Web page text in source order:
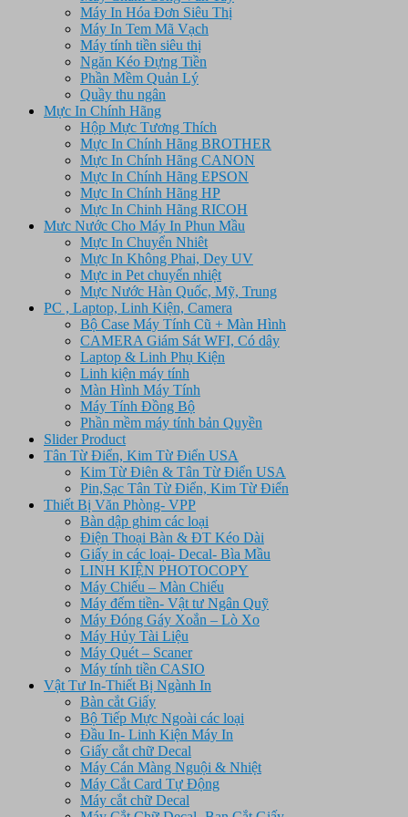
Máy In Hóa Đơn Siêu Thị
Máy In Tem Mã Vạch
Máy tính tiền siêu thị
Ngăn Kéo Đựng Tiền
Phần Mềm Quản Lý
Quầy thu ngân
Mực In Chính Hãng
Hộp Mực Tương Thích
Mực In Chính Hãng BROTHER
Mực In Chính Hãng CANON
Mực In Chính Hãng EPSON
Mực In Chính Hãng HP
Mực In Chinh Hãng RICOH
Mưc Nước Cho Máy In Phun Mầu
Mực In Chuyển Nhiêt
Mực In Không Phai, Dey UV
Mực in Pet chuyển nhiệt
Mực Nước Hàn Quốc, Mỹ, Trung
PC , Laptop, Linh Kiện, Camera
Bộ Case Máy Tính Cũ + Màn Hình
CAMERA Giám Sát WFI, Có dây
Laptop & Linh Phụ Kiện
Linh kiện máy tính
Màn Hình Máy Tính
Máy Tính Đồng Bộ
Phần mềm máy tính bản Quyền
Slider Product
Tân Từ Điển, Kim Từ Điển USA
Kim Từ Điên & Tân Từ Điển USA
Pin,Sạc Tân Từ Điển, Kim Từ Điển
Thiết Bị Văn Phòng- VPP
Bàn dập ghim các loại
Điện Thoại Bàn & ĐT Kéo Dài
Giấy in các loại- Decal- Bìa Mầu
LINH KIỆN PHOTOCOPY
Máy Chiếu – Màn Chiếu
Máy đếm tiền- Vật tư Ngân Quỹ
Máy Đóng Gáy Xoắn – Lò Xo
Máy Hủy Tài Liệu
Máy Quét – Scaner
Máy tính tiền CASIO
Vật Tư In-Thiết Bị Ngành In
Bàn cắt Giấy
Bộ Tiếp Mực Ngoài các loại
Đầu In- Linh Kiện Máy In
Giấy cắt chữ Decal
Máy Cán Màng Nguội & Nhiệt
Máy Cắt Card Tự Động
Máy cắt chữ Decal